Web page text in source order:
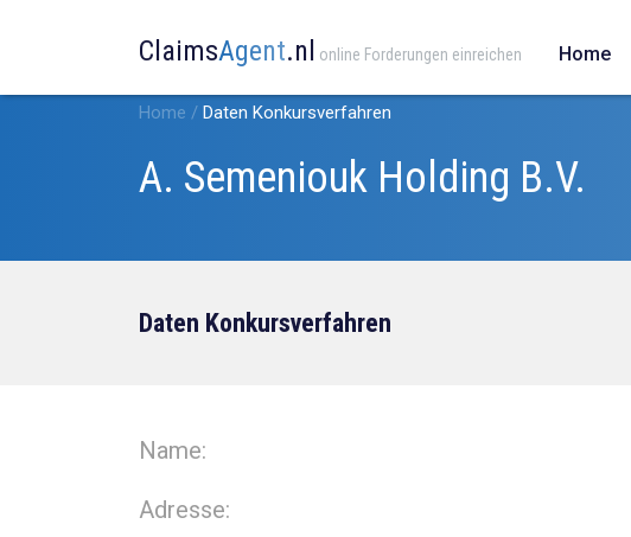
ClaimsAgent.nl online Forderungen einreichen Home
Home / Daten Konkursverfahren
A. Semeniouk Holding B.V.
Daten Konkursverfahren
Name:
Adresse: